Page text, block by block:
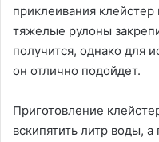
приклеивания
тяжелые рулоны
получится, однако для
он отлично подойдет.
Приготовление
вскипятить литр воды, а